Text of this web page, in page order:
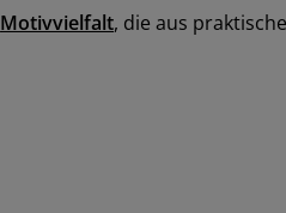
Motivvielfalt, die aus